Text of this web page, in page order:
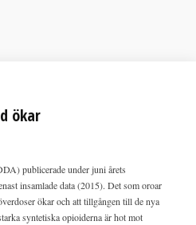
ökar
publicerade under juni årets
insamlade data (2015). Det som oroar
ökar och att tillgången till de nya
syntetiska opioiderna är hot mot